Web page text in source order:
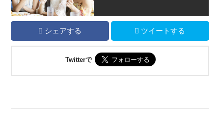
シェアする ツイートする
Twitterで